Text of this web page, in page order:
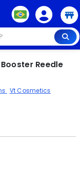
Reedle
Vt Cosmetics